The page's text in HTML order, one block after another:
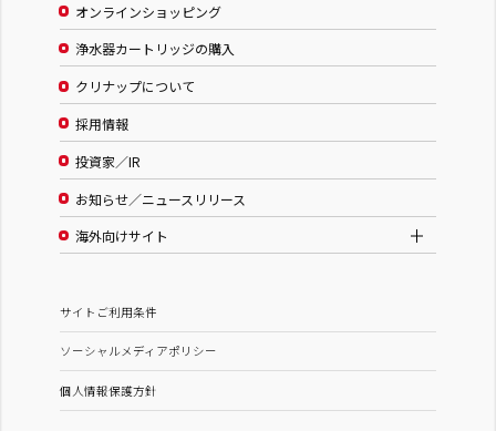
オンラインショッピング
浄水器カートリッジの購入
クリナップについて
採用情報
投資家／IR
お知らせ／ニュースリリース
海外向けサイト
サイトご利用条件
ソーシャルメディアポリシー
個人情報保護方針